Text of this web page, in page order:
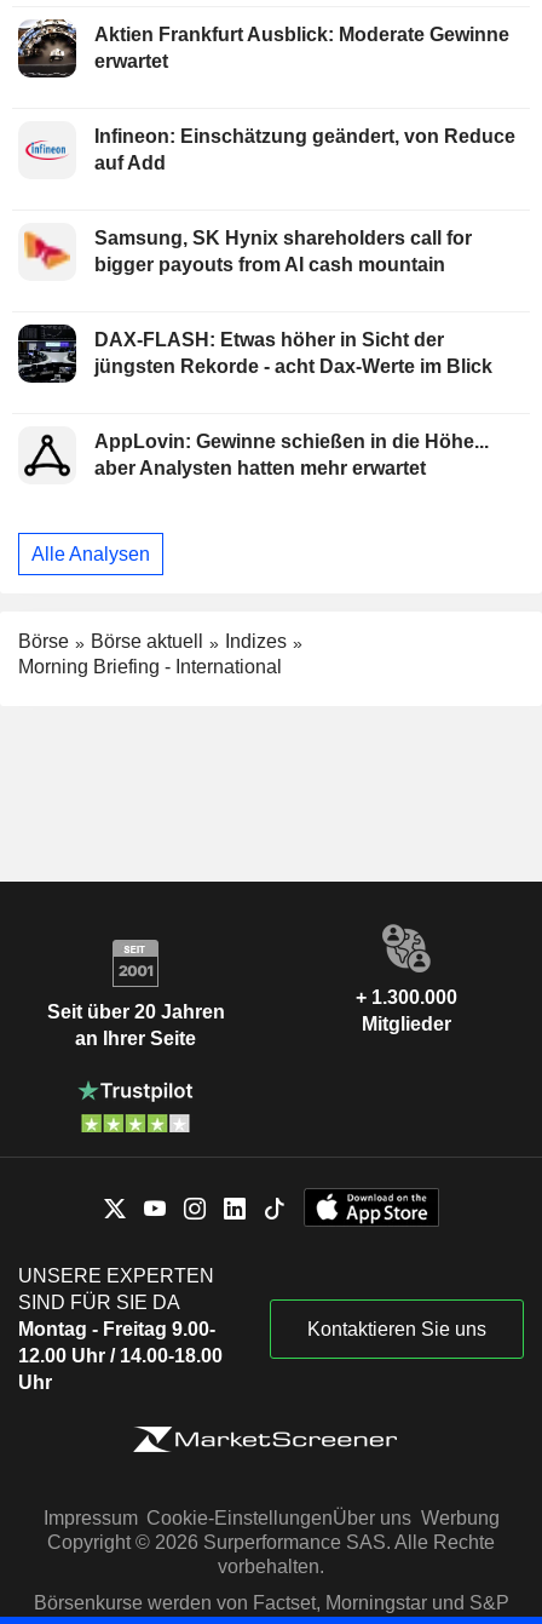
Aktien Frankfurt Ausblick: Moderate Gewinne
erwartet
Infineon: Einschätzung geändert, von Reduce
auf Add
Samsung, SK Hynix shareholders call for
bigger payouts from AI cash mountain
DAX-FLASH: Etwas höher in Sicht der
jüngsten Rekorde - acht Dax-Werte im Blick
AppLovin: Gewinne schießen in die Höhe...
aber Analysten hatten mehr erwartet
Alle Analysen
Börse Börse aktuell
Indizes
Morning Briefing - International
Seit über 20 Jahren
an Ihrer Seite
+ 1.300.000
Mitglieder
UNSERE EXPERTEN
SIND FÜR SIE DA
Montag - Freitag 9.00-
12.00 Uhr / 14.00-18.00
Uhr
Kontaktieren Sie uns
Impressum Cookie-EinstellungenÜber uns Werbung
Copyright © 2026 Surperformance SAS. Alle Rechte
vorbehalten.
Börsenkurse werden von Factset, Morningstar und S&P